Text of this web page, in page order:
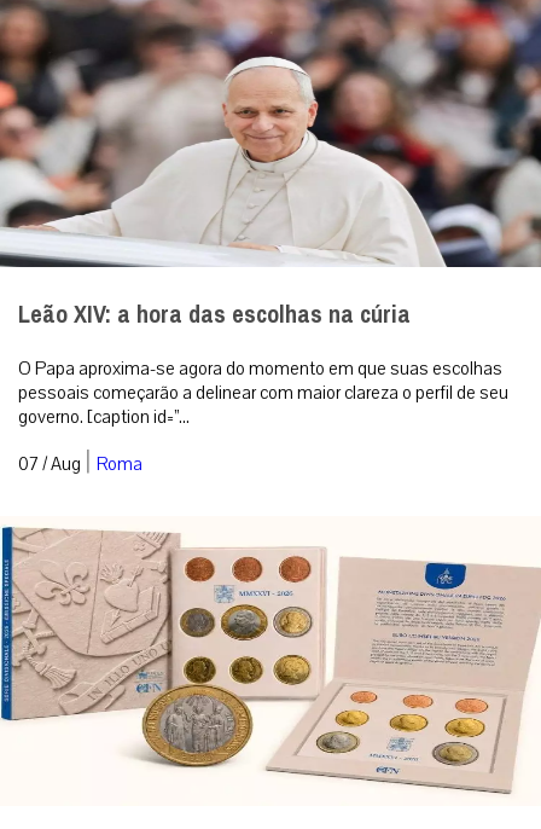
Leão XIV: a hora das escolhas na cúria
O Papa aproxima-se agora do momento em que suas escolhas
pessoais começarão a delinear com maior clareza o perfil de seu
governo. [caption id=”...
07 / Aug | Roma